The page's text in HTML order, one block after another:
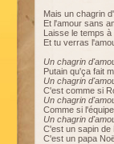
Mais un chagrin
Et l'amour sans
Laisse le temps
Et tu verras
Un chagrin
Putain qu'ça fait
Un chagrin
C'est comme si
Un chagrin
Comme si
Un chagrin
C'est un sapin de
C'est un papa